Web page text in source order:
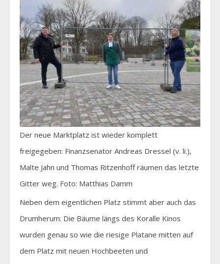
Der neue Marktplatz ist wieder komplett
freigegeben: Finanzsenator Andreas Dressel (v. li.),
Malte Jahn und Thomas Ritzenhoff räumen das letzte
Gitter weg. Foto: Matthias Damm
Neben dem eigentlichen Platz stimmt aber auch das
Drumherum: Die Bäume längs des Koralle Kinos
wurden genau so wie die riesige Platane mitten auf
dem Platz mit neuen Hochbeeten und